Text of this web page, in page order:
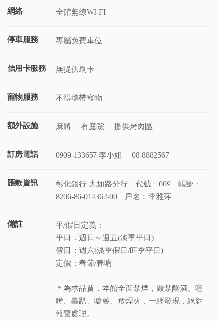
網絡 全館無線WI-FI
停車服務 專屬免費車位
信用卡服務 無提供刷卡
寵物服務 不得攜帶寵物
額外設施 麻將 有庭院 提供烤肉區
訂房電話 0909-133657 李小姐 08-8882567
匯款資訊
彰化銀行-九如路分行 代號﹕009 帳號﹕
8206-86-014362-00 戶名﹕李雅萍
備註
平/假日定義：
平日：週日～週五(淡季平日)
假日：週六(淡季假日/旺季平日)
定價：春節/春吶
＊為求品質，本館全面禁煙，嚴禁酗酒、喧
嘩、轟趴、嗑藥、放煙火，一經發現，絕對
報警處理。